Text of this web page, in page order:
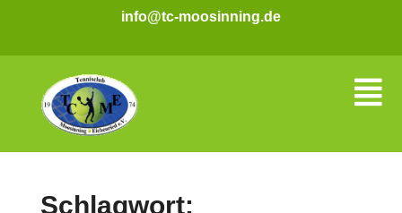
info@tc-moosinning.de
Schlagwort: